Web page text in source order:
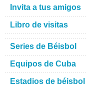
Invita a tus amigos
Libro de visitas
Series de Béisbol
Equipos de Cuba
Estadios de béisbol